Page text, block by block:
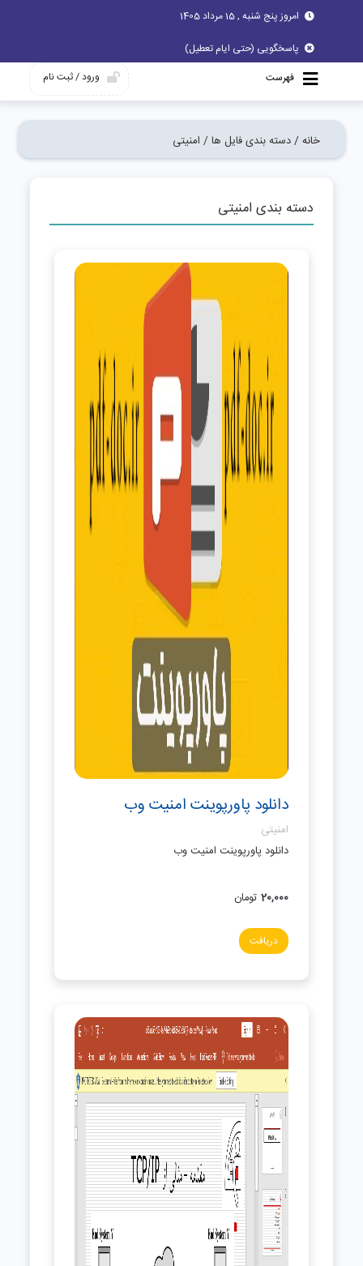
امروز پنج شنبه , 15 مرداد 1405
پاسخگویی (حتی ایام تعطیل)
فهرست
ورود / ثبت نام
خانه / دسته بندی فایل ها / امنیتی
دسته بندی امنیتی
دانلود پاورپوینت امنیت وب
امنیتی
دانلود پاورپوینت امنیت وب
20,000 تومان
دریافت